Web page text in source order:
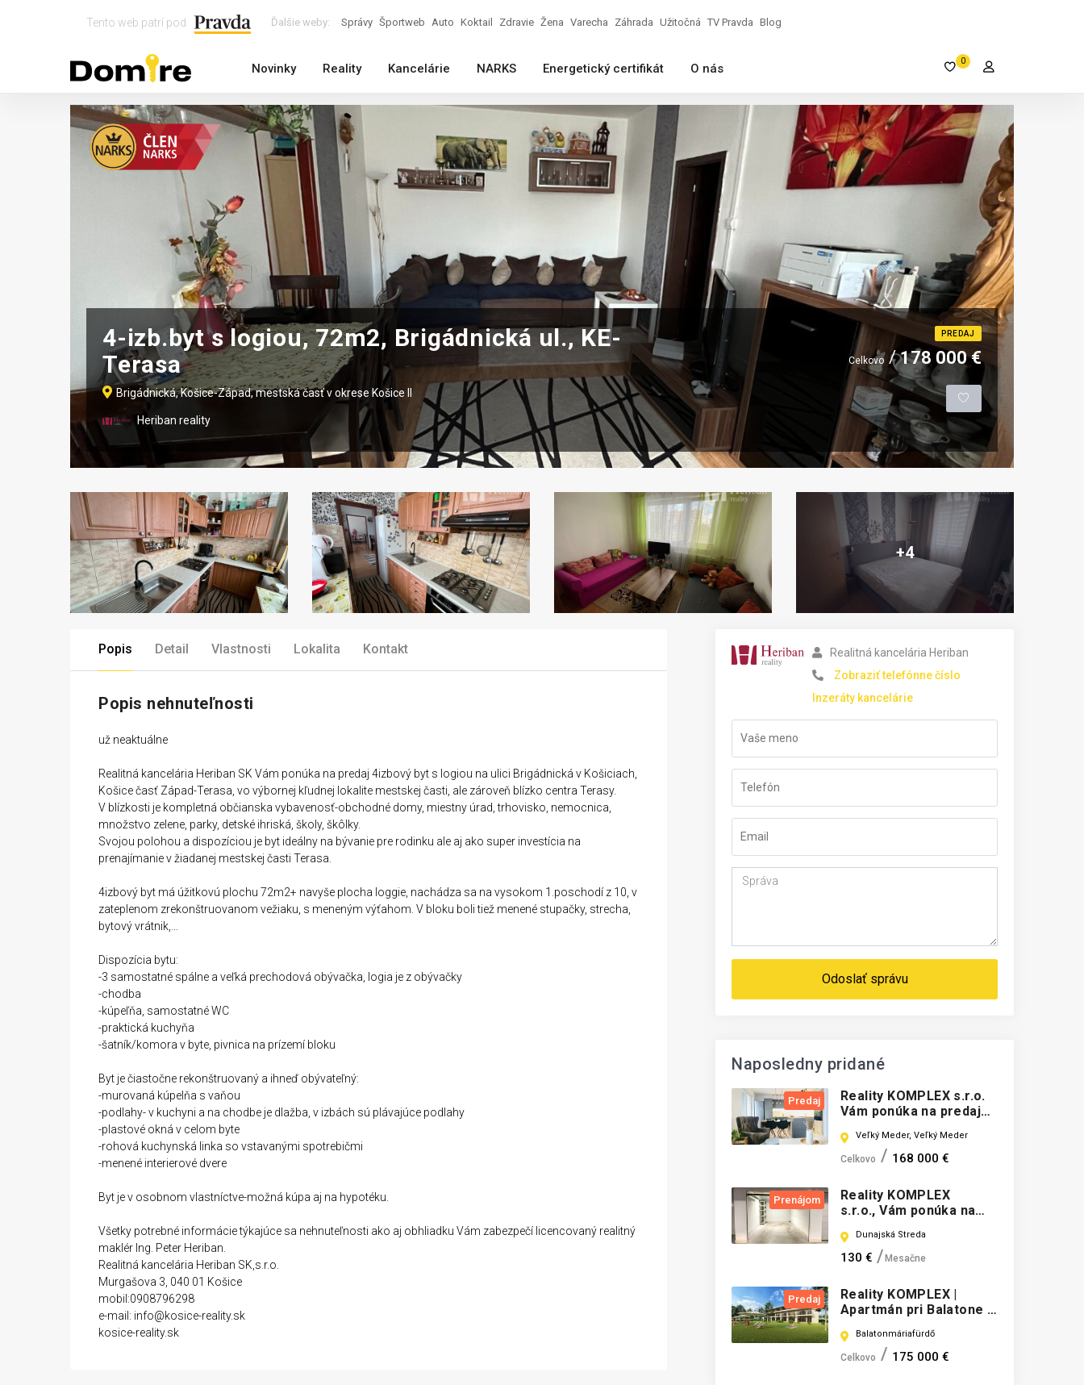
Tento web patrí pod Ďalšie weby: Správy Športweb Auto Koktail Zdravie Žena Varecha Záhrada Užitočná TV Pravda Blog
Novinky Reality Kancelárie NARKS Energetický certifikát O nás
0
4-izb.byt s logiou, 72m2, Brigádnická ul., KE-
Terasa
Brigádnická, Košice-Západ, mestská časť v okrese Košice II
Heriban reality
PREDAJ
Celkovo 178 000 €
+4
Popis Detail Vlastnosti Lokalita Kontakt
Popis nehnuteľnosti
už neaktuálne
Realitná kancelária Heriban SK Vám ponúka na predaj 4izbový byt s logiou na ulici Brigádnická v Košiciach,
Košice časť Západ-Terasa, vo výbornej kľudnej lokalite mestskej časti, ale zároveň blízko centra Terasy.
V blízkosti je kompletná občianska vybavenosť-obchodné domy, miestny úrad, trhovisko, nemocnica,
množstvo zelene, parky, detské ihriská, školy, škôlky.
Svojou polohou a dispozíciou je byt ideálny na bývanie pre rodinku ale aj ako super investícia na
prenajímanie v žiadanej mestskej časti Terasa.
4izbový byt má úžitkovú plochu 72m2+ navyše plocha loggie, nachádza sa na vysokom 1.poschodí z 10, v
zateplenom zrekonštruovanom vežiaku, s meneným výťahom. V bloku boli tiež menené stupačky, strecha,
bytový vrátnik,...
Dispozícia bytu:
-3 samostatné spálne a veľká prechodová obývačka, logia je z obývačky
-chodba
-kúpeľňa, samostatné WC
-praktická kuchyňa
-šatník/komora v byte, pivnica na prízemí bloku
Byt je čiastočne rekonštruovaný a ihneď obývateľný:
-murovaná kúpelňa s vaňou
-podlahy- v kuchyni a na chodbe je dlažba, v izbách sú plávajúce podlahy
-plastové okná v celom byte
-rohová kuchynská linka so vstavanými spotrebičmi
-menené interierové dvere
Byt je v osobnom vlastníctve-možná kúpa aj na hypotéku.
Všetky potrebné informácie týkajúce sa nehnuteľnosti ako aj obhliadku Vám zabezpečí licencovaný realitný
maklér Ing. Peter Heriban.
Realitná kancelária Heriban SK,s.r.o.
Murgašova 3, 040 01 Košice
mobil:0908796298
e-mail: info@kosice-reality.sk
kosice-reality.sk
Realitná kancelária Heriban
Zobraziť telefónne číslo
Inzeráty kancelárie
Odoslať správu
Naposledny pridané
Predaj
Reality KOMPLEX s.r.o.
Vám ponúka na predaj
záhradou vo Veľkom
Mederi (štvorbytovka)
Veľký Meder, Veľký Meder
Celkovo 168 000 €
Prenájom
Reality KOMPLEX
s.r.o., Vám ponúka na
Dunajskej Strede
Dunajská Streda
130 € Mesačne
Predaj
Reality KOMPLEX |
Apartmán pri Balatone s
Balatonmáriafürdő
Celkovo 175 000 €